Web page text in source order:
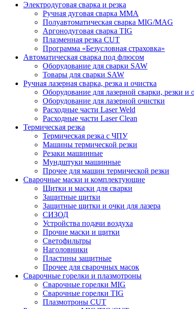
Электродуговая сварка и резка
Ручная дуговая сварка MMA
Полуавтоматическая сварка MIG/MAG
Аргонодуговая сварка TIG
Плазменная резка CUT
Программа «Безусловная страховка»
Автоматическая сварка под флюсом
Оборудование для сварки SAW
Товары для сварки SAW
Ручная лазерная сварка, резка и очистка
Оборудование для лазерной сварки, резки и
Оборудование для лазерной очистки
Расходные части Laser Weld
Расходные части Laser Clean
Термическая резка
Термическая резка с ЧПУ
Машины термической резки
Резаки машинные
Мундштуки машинные
Прочее для машин термической резки
Сварочные маски и комплектующие
Щитки и маски для сварки
Защитные щитки
Защитные щитки и очки для лазера
СИЗОД
Устройства подачи воздуха
Прочие маски и щитки
Светофильтры
Наголовники
Пластины защитные
Прочее для сварочных масок
Сварочные горелки и плазмотроны
Сварочные горелки MIG
Сварочные горелки TIG
Плазмотроны CUT